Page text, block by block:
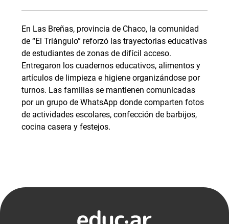
En Las Breñas, provincia de Chaco, la comunidad
de “El Triángulo” reforzó las trayectorias educativas
de estudiantes de zonas de difícil acceso.
Entregaron los cuadernos educativos, alimentos y
artículos de limpieza e higiene organizándose por
turnos. Las familias se mantienen comunicadas
por un grupo de WhatsApp donde comparten fotos
de actividades escolares, confección de barbijos,
cocina casera y festejos.